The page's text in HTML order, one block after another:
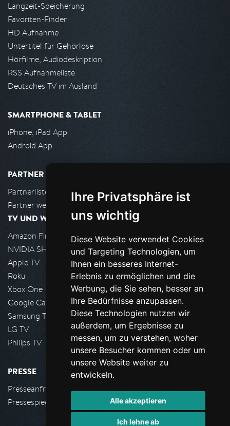
Ihre Privatsphäre ist
uns wichtig
Diese Website verwendet Cookies
und Targeting Technologien, um
Ihnen ein besseres Internet-
Erlebnis zu ermöglichen und die
Werbung, die Sie sehen, besser an
Ihre Bedürfnisse anzupassen.
Diese Technologien nutzen wir
außerdem, um Ergebnisse zu
messen, um zu verstehen, woher
unsere Besucher kommen oder um
unsere Website weiter zu
entwickeln.
Alle akzeptieren
Ich lehne ab
Langzeit-Speicherung
Favoriten-Finder
HD Aufnahme
Untertitel für Gehörlose
Hörfilme, Audiodeskription
RSS Aufnahmeliste
Deutsches TV im Ausland
SMARTPHONE & TABLET
iPhone, iPad App
Android App
PARTNER
Partnerliste
Partner werden
TV UND WOHNZIMMER
Amazon FireTV
NVIDIA SHIELD, Google TV
Apple TV
Roku
Xbox One
Google Cast
Samsung TV
LG TV
Philips TV
PRESSE
Presseanfrage stellen
Pressespiegel